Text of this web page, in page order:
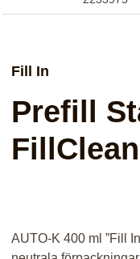
Fill In
Prefill
AUTO-K 400 ml ”Fill